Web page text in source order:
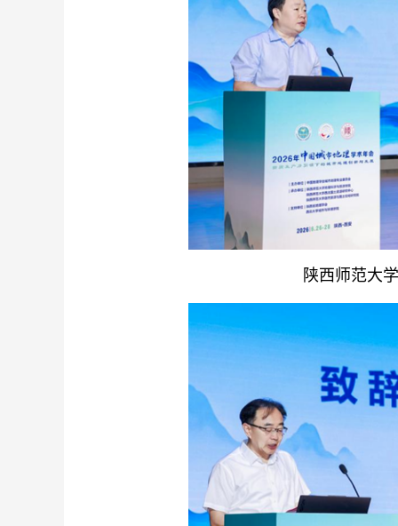
陕西师范大